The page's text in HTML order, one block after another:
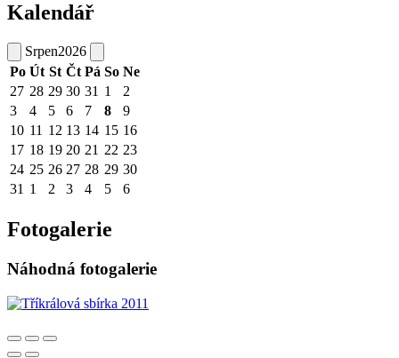
Kalendář
Srpen2026
Po Út St Čt Pá So Ne
27 28 29 30 31 1
2
3
4 5 6 7 8
9
10 11 12 13 14 15 16
17 18 19 20 21 22 23
24 25 26 27 28 29 30
31 1 2 3 4 5 6
Fotogalerie
Náhodná fotogalerie